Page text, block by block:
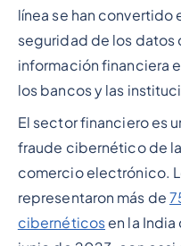
línea se han convertido
seguridad de los datos
información financiera
los bancos y las
El sector financiero es
fraude cibernético de
comercio electrónico.
representaron más de
cibernéticos en la